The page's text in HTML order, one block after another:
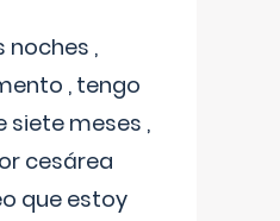
noches ,
, tengo
siete meses ,
cesárea
que estoy